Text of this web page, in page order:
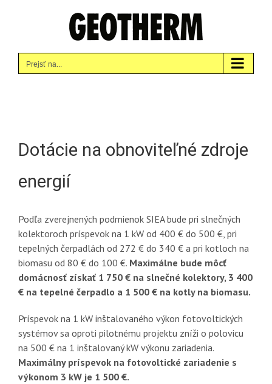
Prejsť na...
Dotácie na obnoviteľné zdroje
energií
Podľa zverejnených podmienok SIEA bude pri slnečných
kolektoroch príspevok na 1 kW od 400 € do 500 €, pri
tepelných čerpadlách od 272 € do 340 € a pri kotloch na
biomasu od 80 € do 100 €. Maximálne bude môcť
domácnosť získať 1 750 € na slnečné kolektory, 3 400
€ na tepelné čerpadlo a 1 500 € na kotly na biomasu.
Príspevok na 1 kW inštalovaného výkon fotovoltických
systémov sa oproti pilotnému projektu zníži o polovicu
na 500 € na 1 inštalovaný kW výkonu zariadenia.
Maximálny príspevok na fotovoltické zariadenie s
výkonom 3 kW je 1 500 €.